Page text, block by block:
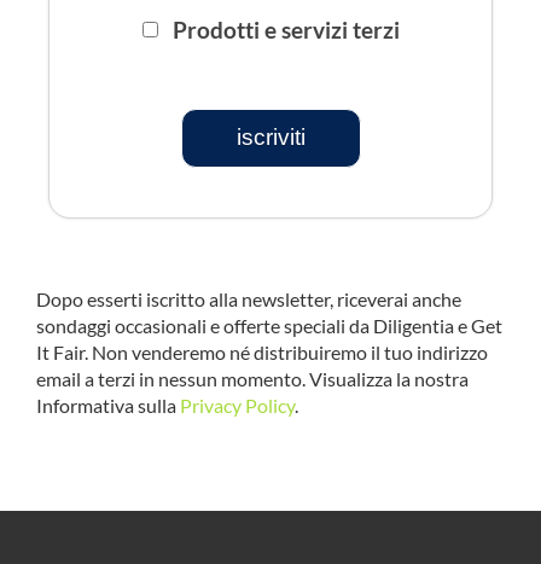
Prodotti e servizi terzi
iscriviti
Dopo esserti iscritto alla newsletter, riceverai anche
sondaggi occasionali e offerte speciali da Diligentia e Get
It Fair. Non venderemo né distribuiremo il tuo indirizzo
email a terzi in nessun momento. Visualizza la nostra
Informativa sulla Privacy Policy.